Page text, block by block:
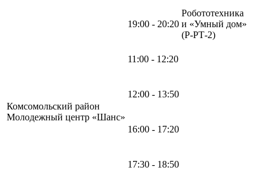
19:00 - 20:20
Робототехника
и «Умный дом»
(Р-РТ-2)
Комсомольский район
Молодежный центр «Шанс»
11:00 - 12:20
12:00 - 13:50
16:00 - 17:20
17:30 - 18:50